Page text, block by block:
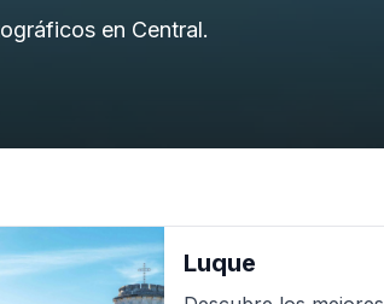
en Central.
Luque